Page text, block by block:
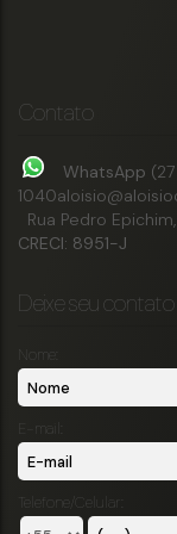
Contato
WhatsApp
1040
Rua Pedro Epichim,
CRECI: 8951-J
Deixe seu contato
Nome:
E-mail:
Telefone/Celular: